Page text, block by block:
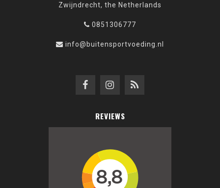
Zwijndrecht, the Netherlands
0851306777
info@buitensportvoeding.nl
REVIEWS